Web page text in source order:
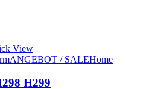
View
ANGEBOT / SALEHome
H299